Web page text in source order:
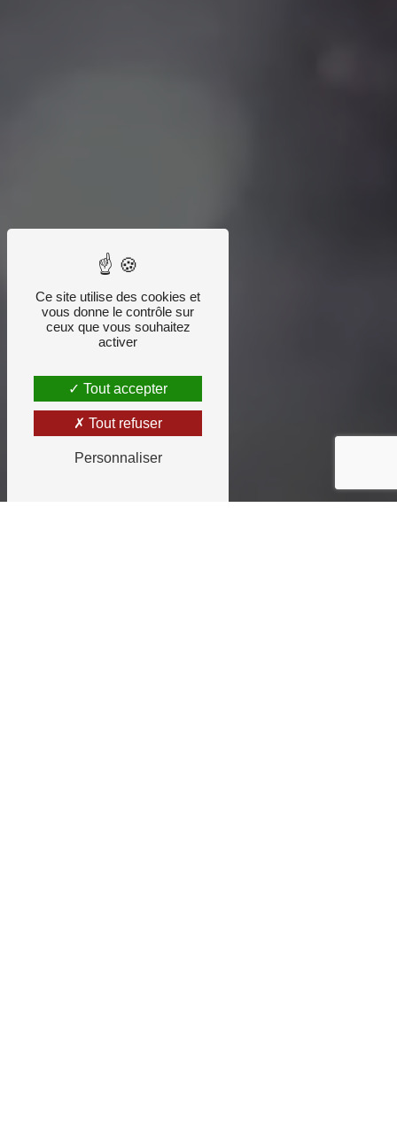
Ce site utilise des cookies et
vous donne le contrôle sur
ceux que vous souhaitez
activer
Tout accepter
Tout refuser
Personnaliser